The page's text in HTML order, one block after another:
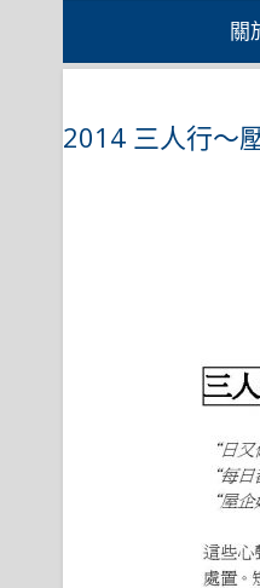
關
2014 三人行～